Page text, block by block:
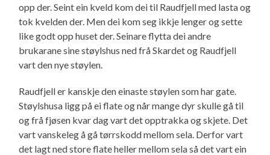
opp der. Seint ein kveld kom dei til Raudfjell med lasta og
tok kvelden der. Men dei kom seg ikkje lenger og sette
like godt opp huset der. Seinare flytta dei andre
brukarane sine støylshus ned frå Skardet og Raudfjell
vart den nye støylen.
Raudfjell er kanskje den einaste støylen som har gate.
Støylshusa ligg på ei flate og når mange dyr skulle gå til
og frå fjøsen kvar dag vart det opptrakka og skjete. Det
vart vanskeleg å gå tørrskodd mellom sela. Derfor vart
det lagt ned store flate heller mellom sela så det vart ein